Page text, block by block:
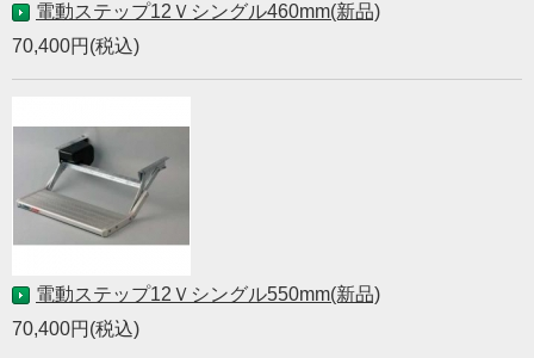
電動ステップ12Ｖシングル460mm(新品)
70,400円(税込)
電動ステップ12Ｖシングル550mm(新品)
70,400円(税込)